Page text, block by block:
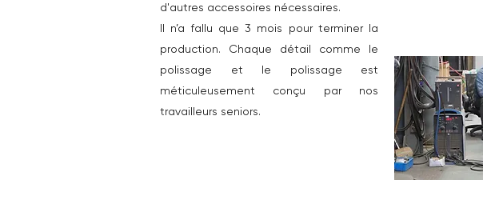
d'autres accessoires nécessaires.
Il n’a fallu que 3 mois pour terminer la
production. Chaque détail comme le
polissage et le polissage est
méticuleusement conçu par nos
travailleurs seniors.